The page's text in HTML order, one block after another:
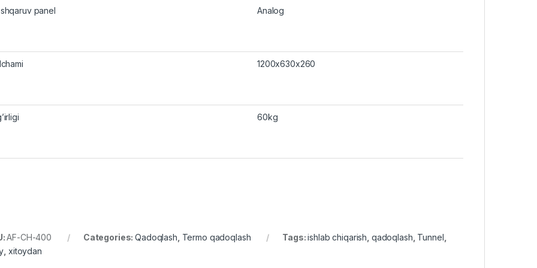
panel Analog
1200x630x260
60kg
AF-CH-400 Categories:Qadoqlash Termo qadoqlash Tags:ishlab chiqarish qadoqlash Tunnel
,xitoydan